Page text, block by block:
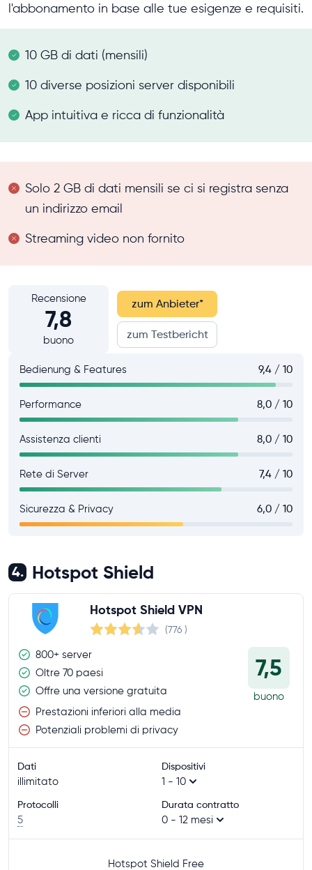
l'abbonamento in base alle tue esigenze e requisiti.
10 GB di dati (mensili)
10 diverse posizioni server disponibili
App intuitiva e ricca di funzionalità
Solo 2 GB di dati mensili se ci si registra senza
un indirizzo email
Streaming video non fornito
Recensione
7,8
buono
zum Anbieter*
zum Testbericht
Bedienung & Features 9,4 / 10
Performance 8,0 / 10
Assistenza clienti 8,0 / 10
Rete di Server 7,4 / 10
Sicurezza & Privacy 6,0 / 10
4. Hotspot Shield
Hotspot Shield VPN
(776 )
800+ server
Oltre 70 paesi
Offre una versione gratuita
Prestazioni inferiori alla media
Potenziali problemi di privacy
7,5
buono
Dati
illimitato
Dispositivi
1 - 10
Protocolli
5
Durata contratto
0 - 12 mesi
Hotspot Shield Free